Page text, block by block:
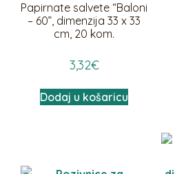
Papirnate salvete “Baloni
– 60”, dimenzija 33 x 33
cm, 20 kom.
3,32€
Dodaj u košaricu